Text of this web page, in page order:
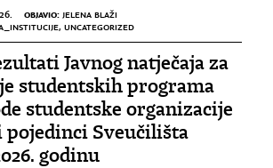
OBJAVIO: JELENA BLAŽI
, UNCATEGORIZED
Javnog natječaja za
studentskih programa
studentske organizacije
Sveučilišta
godinu